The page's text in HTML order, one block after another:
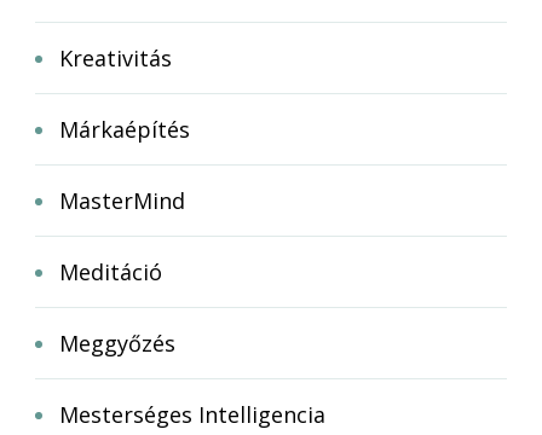
Kreativitás
Márkaépítés
MasterMind
Meditáció
Meggyőzés
Mesterséges Intelligencia